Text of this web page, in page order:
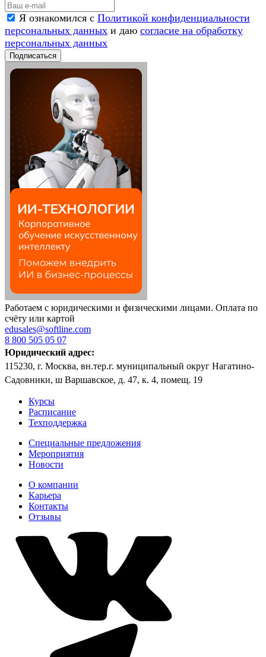
Я ознакомился с Политикой конфиденциальности
персональных данных и даю согласие на обработку
персональных данных
Работаем с юридическими и физическими лицами. Оплата по
счёту или картой
edusales@softline.com
8 800 505 05 07
Юридический адрес:
115230, г. Москва, вн.тер.г. муниципальный округ Нагатино-
Садовники, ш Варшавское, д. 47, к. 4, помещ. 19
Курсы
Расписание
Техподдержка
Специальные предложения
Мероприятия
Новости
О компании
Карьера
Контакты
Отзывы